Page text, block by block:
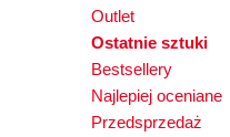
Outlet
Ostatnie sztuki
Bestsellery
Najlepiej oceniane
Przedsprzedaż